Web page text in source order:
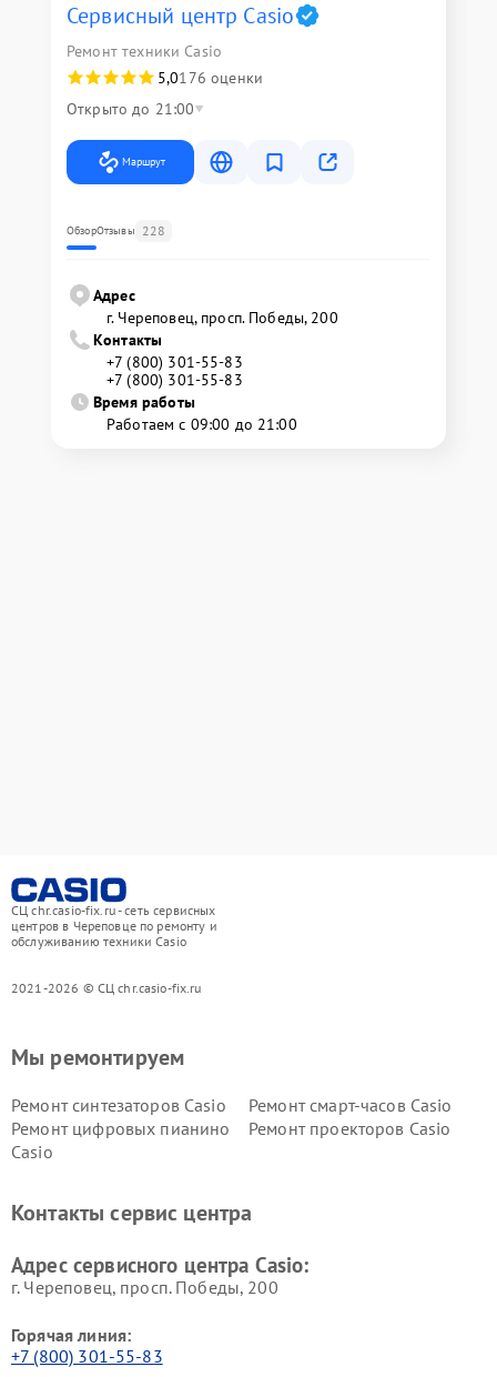
Сервисный центр Casio
Ремонт техники Casio
5,0176 оценки
Открыто до 21:00
Маршрут
ОбзорОтзывы 228
Адрес
г. Череповец, просп. Победы, 200
Контакты
+7 (800) 301-55-83
+7 (800) 301-55-83
Время работы
Работаем с 09:00 до 21:00
СЦ chr.casio-fix.ru - сеть сервисных
центров в Череповце по ремонту и
обслуживанию техники Casio
2021-2026 © СЦ chr.casio-fix.ru
Мы ремонтируем
Ремонт синтезаторов Casio
Ремонт смарт-часов Casio
Ремонт цифровых пианино
Casio
Ремонт проекторов Casio
Контакты сервис центра
Адрес сервисного центра Casio:
г. Череповец, просп. Победы, 200
Горячая линия:
+7 (800) 301-55-83